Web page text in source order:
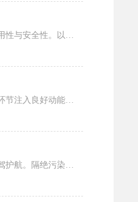
面膜铝箔袋作为面膜产品的核心包装，核心作用是保护面膜精华活性、延长保质期，同时兼顾便携性与美观性，其性能特点直接决定包装的实用性与安全性。以下聚焦面膜铝箔袋核心性能：1、阻隔性是其...
在现代包装体系中，包装膜的便捷性是推动生产效率提升、简化操作流程的核心优势，它深度契合快节奏生产与多元场景需求，为各行业包装环节注入良好动能，成为降本增效的关键支撑。从操作流程来看...
药品真空袋是守护药品质量的关键防线，其核心特性围绕药品储存的核心需求构建，从隔绝污染、稳定品质到适配需求，很好的为药品安全保驾护航。隔绝污染是药品真空袋的重要要核心特性。它通过抽真...